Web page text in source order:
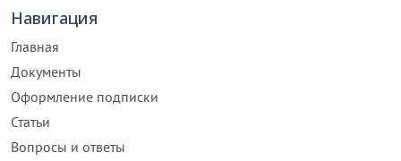
Навигация
Главная
Документы
Оформление подписки
Статьи
Вопросы и ответы